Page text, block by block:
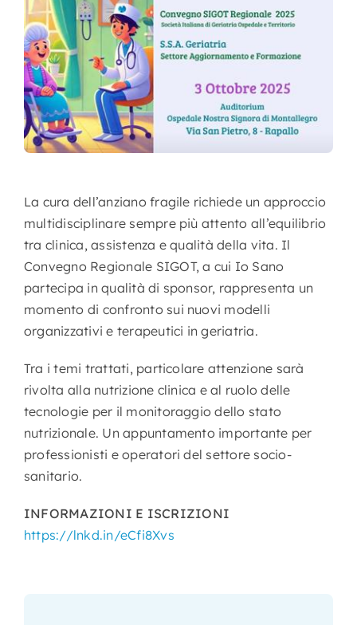
Nursing
Contatti
Area Soci
La cura dell’anziano fragile richiede un approccio
multidisciplinare sempre più attento all’equilibrio
tra clinica, assistenza e qualità della vita. Il
Convegno Regionale SIGOT, a cui Io Sano
partecipa in qualità di sponsor, rappresenta un
momento di confronto sui nuovi modelli
organizzativi e terapeutici in geriatria.
Tra i temi trattati, particolare attenzione sarà
rivolta alla nutrizione clinica e al ruolo delle
tecnologie per il monitoraggio dello stato
nutrizionale. Un appuntamento importante per
professionisti e operatori del settore socio-
sanitario.
INFORMAZIONI E ISCRIZIONI
https://lnkd.in/eCfi8Xvs